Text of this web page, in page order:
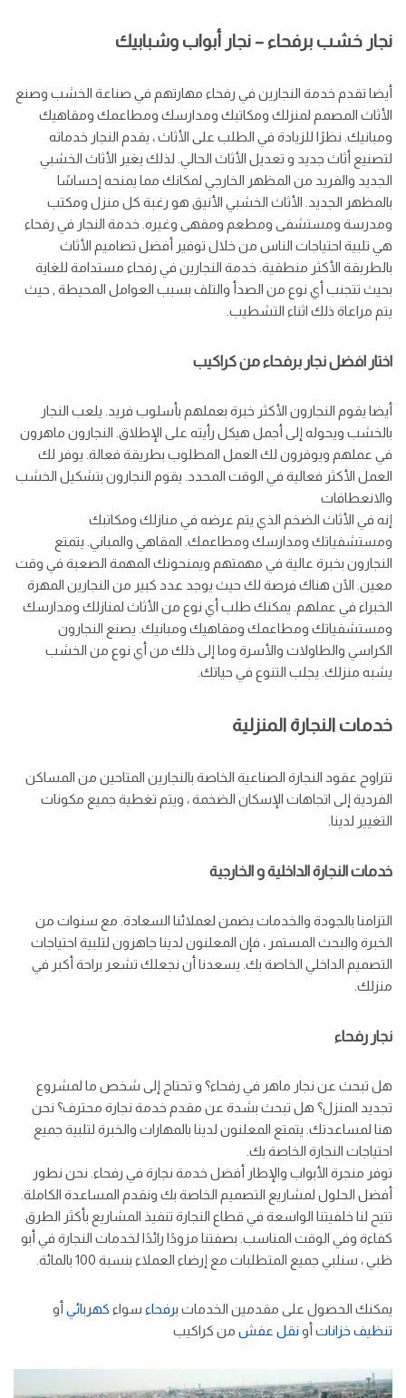
نجار خشب برفحاء – نجار أبواب وشبابيك
أيضا تقدم خدمة النجارين في رفحاء مهارتهم في صناعة الخشب وصنع
الأثاث المصمم لمنزلك ومكاتبك ومدارسك ومطاعمك ومقاهيك
ومبانيك. نظرًا للزيادة في الطلب على الأثاث ، يقدم النجار خدماته
لتصنيع أثاث جديد و تعديل الأثاث الحالي. لذلك يغير الأثاث الخشبي
الجديد والفريد من المظهر الخارجي لمكانك مما يمنحه إحساسًا
بالمظهر الجديد. الأثاث الخشبي الأنيق هو رغبة كل منزل ومكتب
ومدرسة ومستشفى ومطعم ومقهى وغيره. خدمة النجار في رفحاء
هي تلبية احتياجات الناس من خلال توفير أفضل تصاميم الأثاث
بالطريقة الأكثر منطقية. خدمة النجارين في رفحاء مستدامة للغاية
بحيث تتجنب أي نوع من الصدأ والتلف بسبب العوامل المحيطة , حيث
يتم مراعاة ذلك اثناء التشطيب.
اختار افضل نجار برفحاء من كراكيب
أيضا يقوم النجارون الأكثر خبرة بعملهم بأسلوب فريد. يلعب النجار
بالخشب ويحوله إلى أجمل هيكل رأيته على الإطلاق. النجارون ماهرون
في عملهم ويوفرون لك العمل المطلوب بطريقة فعالة. يوفر لك
العمل الأكثر فعالية في الوقت المحدد. يقوم النجارون بتشكيل الخشب
والانعطافات
إنه في الأثاث الضخم الذي يتم عرضه في منازلك ومكاتبك
ومستشفياتك ومدارسك ومطاعمك. المقاهي والمباني. يتمتع
النجارون بخبرة عالية في مهمتهم ويمنحونك المهمة الصعبة في وقت
معين. الآن هناك فرصة لك حيث يوجد عدد كبير من النجارين المهرة
الخبراء في عملهم. يمكنك طلب أي نوع من الأثاث لمنازلك ومدارسك
ومستشفياتك ومطاعمك ومقاهيك ومبانيك. يصنع النجارون
الكراسي والطاولات والأسرة وما إلى ذلك من أي نوع من الخشب
يشبه منزلك. يجلب التنوع في حياتك.
خدمات النجارة المنزلية
تتراوح عقود النجارة الصناعية الخاصة بالنجارين المتاحين من المساكن
الفردية إلى اتجاهات الإسكان الضخمة ، ويتم تغطية جميع مكونات
التغيير لدينا.
خدمات النجارة الداخلية و الخارجية
التزامنا بالجودة والخدمات يضمن لعملائنا السعادة. مع سنوات من
الخبرة والبحث المستمر ، فإن المعلنون لدينا جاهزون لتلبية احتياجات
التصميم الداخلي الخاصة بك. يسعدنا أن نجعلك تشعر براحة أكبر في
منزلك.
نجار رفحاء
هل تبحث عن نجار ماهر في رفحاء؟ و تحتاج إلى شخص ما لمشروع
تجديد المنزل؟ هل تبحث بشدة عن مقدم خدمة نجارة محترف؟ نحن
هنا لمساعدتك. يتمتع المعلنون لدينا بالمهارات والخبرة لتلبية جميع
احتياجات النجارة الخاصة بك.
توفر منجرة الأبواب والإطار أفضل خدمة نجارة في رفحاء. نحن نطور
أفضل الحلول لمشاريع التصميم الخاصة بك ونقدم المساعدة الكاملة.
تتيح لنا خلفيتنا الواسعة في قطاع النجارة تنفيذ المشاريع بأكثر الطرق
كفاءة وفي الوقت المناسب. بصفتنا مزودًا رائدًا لخدمات النجارة في أبو
ظبي ، سنلبي جميع المتطلبات مع إرضاء العملاء بنسبة 100 بالمائة.
يمكنك الحصول على مقدمين الخدمات برفحاء سواء كهربائي أو
تنظيف خزانات أو نقل عفش من كراكيب